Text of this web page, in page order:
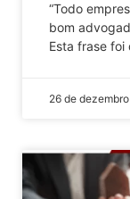
“Todo
bom
Esta frase
26 de